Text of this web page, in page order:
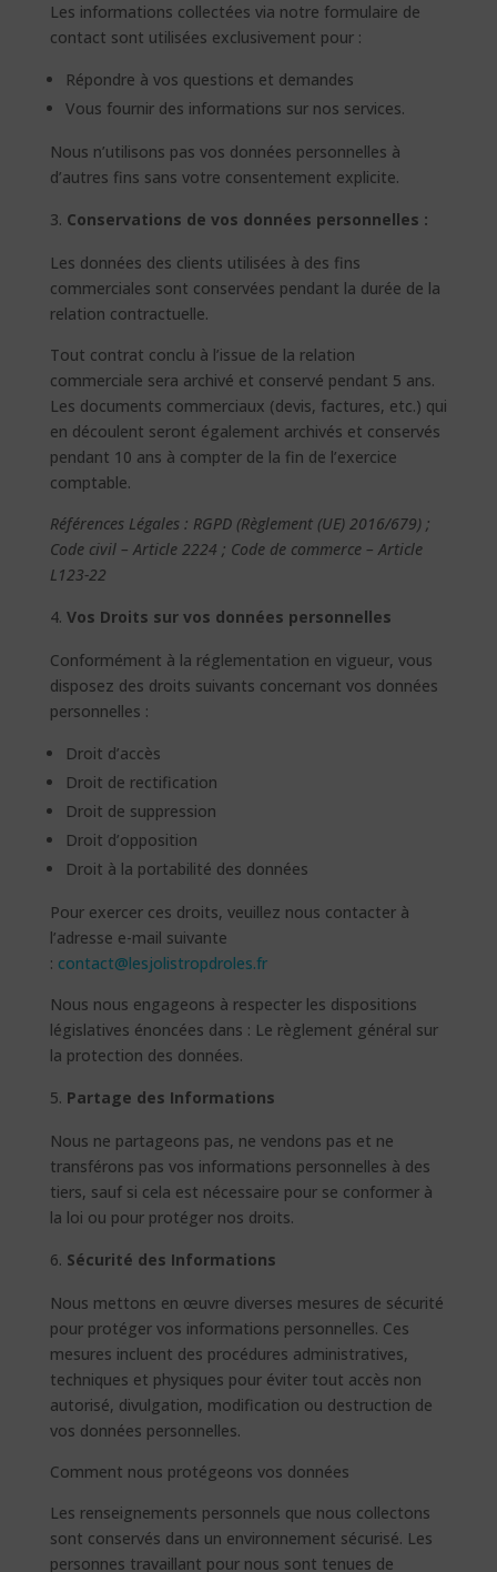
Les informations collectées via notre formulaire de
contact sont utilisées exclusivement pour :
Répondre à vos questions et demandes
Vous fournir des informations sur nos services.
Nous n’utilisons pas vos données personnelles à
d’autres fins sans votre consentement explicite.
Conservations de vos données personnelles :
Les données des clients utilisées à des fins
commerciales sont conservées pendant la durée de la
relation contractuelle.
Tout contrat conclu à l’issue de la relation
commerciale sera archivé et conservé pendant 5 ans.
Les documents commerciaux (devis, factures, etc.) qui
en découlent seront également archivés et conservés
pendant 10 ans à compter de la fin de l’exercice
comptable.
Références Légales : RGPD (Règlement (UE) 2016/679) ;
Code civil – Article 2224 ; Code de commerce – Article
L123-22
Vos Droits sur vos données personnelles
Conformément à la réglementation en vigueur, vous
disposez des droits suivants concernant vos données
personnelles :
Droit d’accès
Droit de rectification
Droit de suppression
Droit d’opposition
Droit à la portabilité des données
Pour exercer ces droits, veuillez nous contacter à
l’adresse e-mail suivante
: contact@lesjolistropdroles.fr
Nous nous engageons à respecter les dispositions
législatives énoncées dans : Le règlement général sur
la protection des données.
Partage des Informations
Nous ne partageons pas, ne vendons pas et ne
transférons pas vos informations personnelles à des
tiers, sauf si cela est nécessaire pour se conformer à
la loi ou pour protéger nos droits.
Sécurité des Informations
Nous mettons en œuvre diverses mesures de sécurité
pour protéger vos informations personnelles. Ces
mesures incluent des procédures administratives,
techniques et physiques pour éviter tout accès non
autorisé, divulgation, modification ou destruction de
vos données personnelles.
Comment nous protégeons vos données
Les renseignements personnels que nous collectons
sont conservés dans un environnement sécurisé. Les
personnes travaillant pour nous sont tenues de